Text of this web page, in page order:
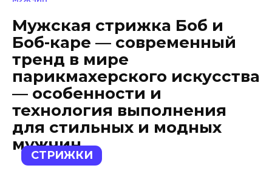
Мужская стрижка Боб и
Боб-каре — современный
тренд в мире
парикмахерского искусства
— особенности и
технология выполнения
для стильных и модных
мужчин
СТРИЖКИ